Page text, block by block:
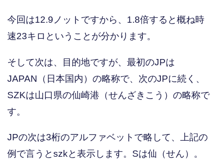
今回は12.9ノットですから、1.8倍すると概ね時
速23キロということが分かります。
そして次は、目的地ですが、最初のJPは
JAPAN（日本国内）の略称で、次のJPに続く、
SZKは山口県の仙崎港（せんざきこう）の略称で
す。
JPの次は3桁のアルファベットで略して、上記の
例で言うとszkと表示します。Sは仙（せん）。